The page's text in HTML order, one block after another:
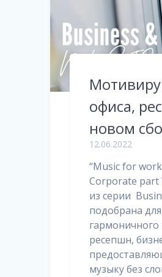
офиса,
новом
12.06.2022
“Music for
Corporate part
из серии
подобрана
ресепшн,
музыку без